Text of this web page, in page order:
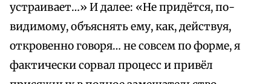
устраивает…» И далее: «Не придётся, по-
видимому, объяснять ему, как, действуя,
откровенно говоря… не совсем по форме, я
фактически сорвал процесс и привёл